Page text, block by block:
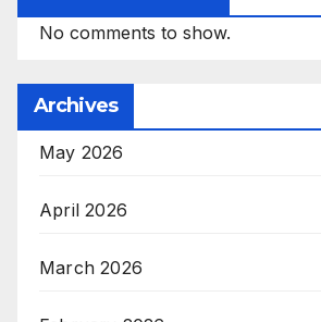
No comments to show.
Archives
May 2026
April 2026
March 2026